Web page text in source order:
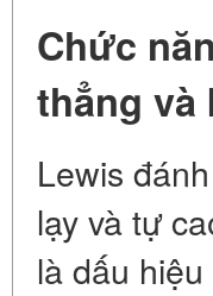
Chức
thẳng và
Lewis
lạy và tự
là dấu